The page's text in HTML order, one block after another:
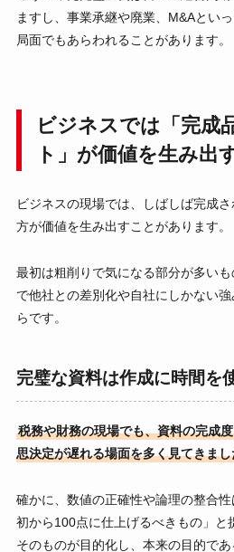
ますし、事業承継や廃業、M&Aとい
局面でもあらわれることがあります。
ビジネスでは「完成
ト」が価値を生み出
ビジネスの現場では、しばしば完成
方が価値を生み出すことがあります。
最初は粗削りで気になる部分が多い
で他社との差別化や自社にしかない
らです。
完璧な資料は作成に時間を
税務や財務の現場でも、資料の完成
思決定が遅れる場面を多く見てきまし
確かに、数値の正確性や論理の整合
初から100点に仕上げるべきもの」と
そのものが目的化し、本来の目的で